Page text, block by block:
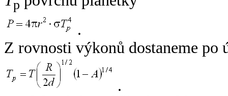
p
.
Z rovnosti výkonů dostaneme po
.